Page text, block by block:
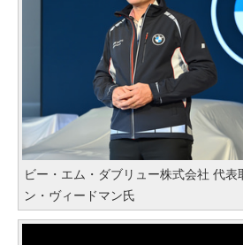
ビー・エム・ダブリュー株式会社 代表
ン・ヴィードマン氏